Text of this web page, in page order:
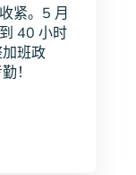
紧。5 月
40 小时
班政
！